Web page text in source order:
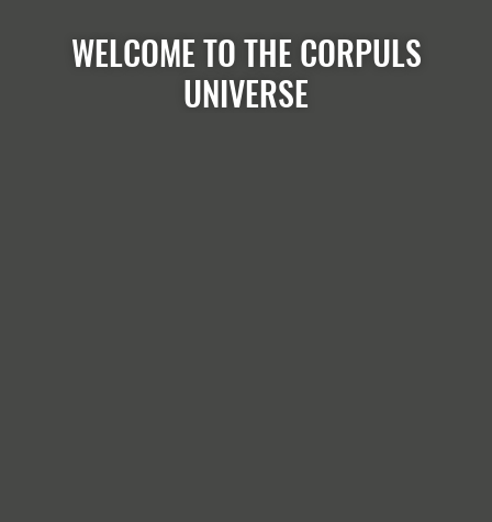
WELCOME TO THE CORPULS
UNIVERSE